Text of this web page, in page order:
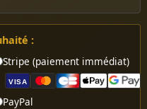
:
Stripe (paiement immédiat)
VISA
PayPal